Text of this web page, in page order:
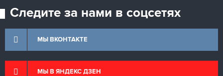
Следите за нами в соцсетях
МЫ ВКОНТАКТЕ
МЫ В ЯНДЕКС ДЗЕН